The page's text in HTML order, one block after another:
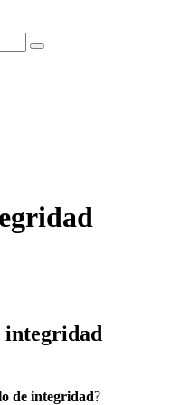
integridad
de integridad?